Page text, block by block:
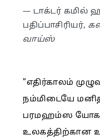
— டாக்டர் கமில்
பதிப்பாசிரியர்,
வாய்ஸ்
"எதிர்காலம்
நம்மிடையே
பரமஹம்ஸ
உலகத்திற்கான